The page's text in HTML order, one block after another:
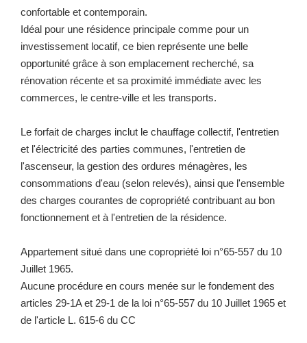
confortable et contemporain.
Idéal pour une résidence principale comme pour un
investissement locatif, ce bien représente une belle
opportunité grâce à son emplacement recherché, sa
rénovation récente et sa proximité immédiate avec les
commerces, le centre-ville et les transports.
Le forfait de charges inclut le chauffage collectif, l'entretien
et l'électricité des parties communes, l'entretien de
l'ascenseur, la gestion des ordures ménagères, les
consommations d'eau (selon relevés), ainsi que l'ensemble
des charges courantes de copropriété contribuant au bon
fonctionnement et à l'entretien de la résidence.
Appartement situé dans une copropriété loi n°65-557 du 10
Juillet 1965.
Aucune procédure en cours menée sur le fondement des
articles 29-1A et 29-1 de la loi n°65-557 du 10 Juillet 1965 et
de l'article L. 615-6 du CC